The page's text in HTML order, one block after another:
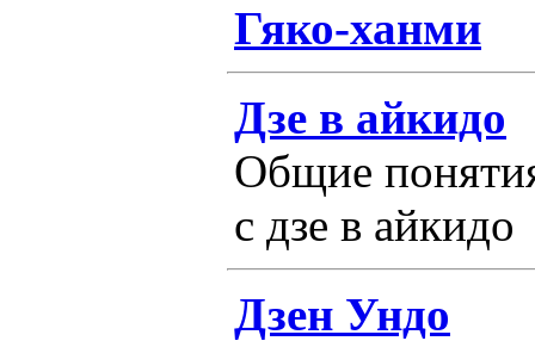
Гяко-ханми
Дзе в айкидо
Общие
с дзе в айкидо
Дзен Ундо